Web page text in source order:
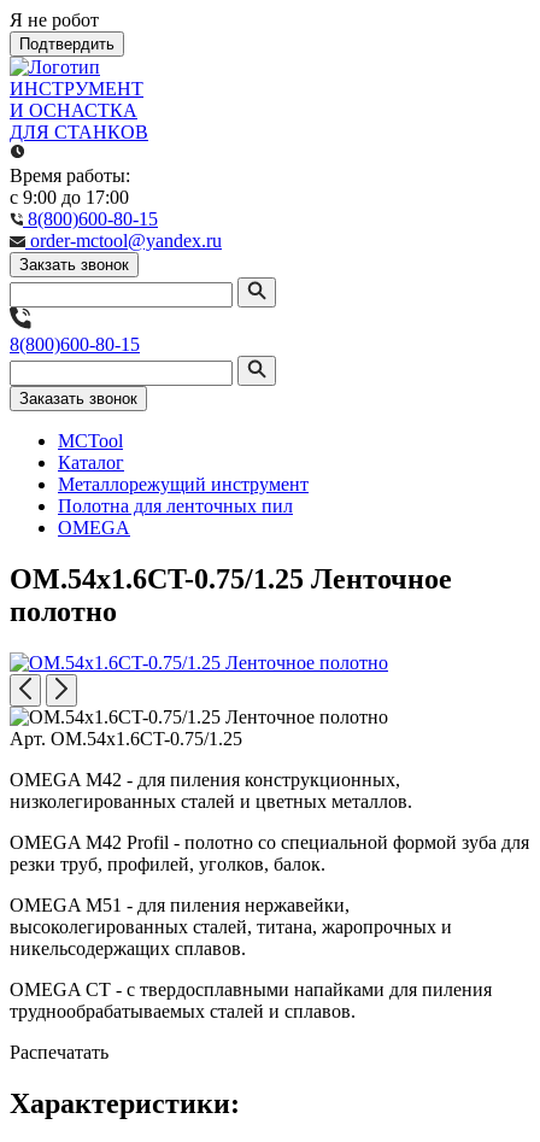
Я не робот
Подтвердить
ИНСТРУМЕНТ
И ОСНАСТКА
ДЛЯ СТАНКОВ
Время работы:
с 9:00 до 17:00
8(800)600-80-15
order-mctool@yandex.ru
Закзать звонок
8(800)600-80-15
Заказать звонок
MCTool
Каталог
Металлорежущий инструмент
Полотна для ленточных пил
OMEGA
OM.54x1.6CT-0.75/1.25 Ленточное
полотно
Арт. OM.54x1.6CT-0.75/1.25
OMEGA M42 - для пиления конструкционных,
низколегированных сталей и цветных металлов.
OMEGA M42 Profil - полотно со специальной формой зуба для
резки труб, профилей, уголков, балок.
OMEGA M51 - для пиления нержавейки,
высоколегированных сталей, титана, жаропрочных и
никельсодержащих сплавов.
OMEGA CT - с твердосплавными напайками для пиления
труднообрабатываемых сталей и сплавов.
Распечатать
Характеристики: